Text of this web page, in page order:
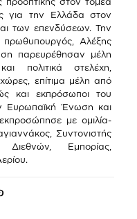
για την Ελλάδα στον
των επενδύσεων. Την
πρωθυπουργός, Αλέξης
παρευρέθησαν μέλη
πολιτικά στελέχη,
επίτιμα μέλη από
και εκπρόσωποι του
Ευρωπαϊκή Ένωση και
με ομιλία-
Συντονιστής
Διεθνών, Εμπορίας,